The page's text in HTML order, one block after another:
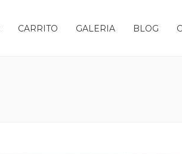
CARRITO GALERIA BLOG